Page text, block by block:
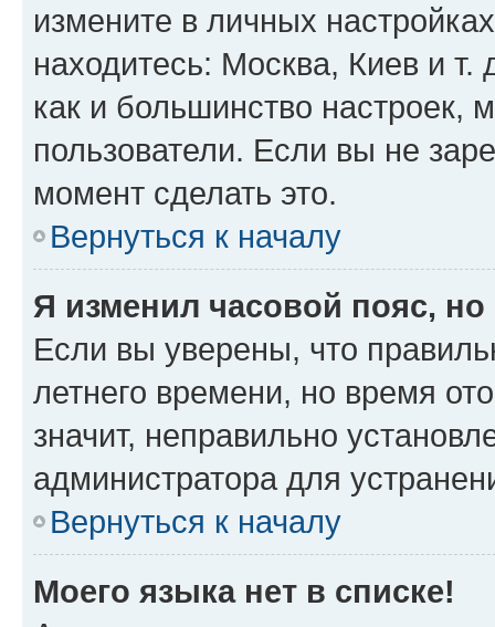
измените в личных
находитесь: Москва, Киев и т.
как и большинство настроек,
пользователи. Если вы не
момент сделать это.
Вернуться к началу
Я изменил часовой пояс,
Если вы уверены, что
летнего времени, но время
значит, неправильно
администратора для
Вернуться к началу
Моего языка нет в списке!